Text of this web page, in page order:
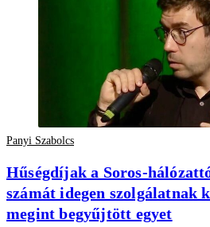
Panyi Szabolcs
Hűségdíjak a Soros-
számát idegen szolgálatnak
megint begyűjtött egyet